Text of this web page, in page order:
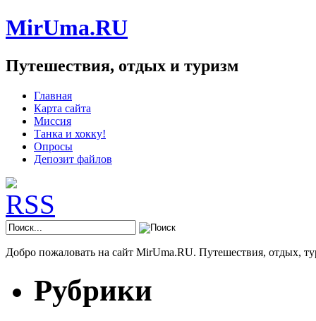
MirUma.RU
Путешествия, отдых и туризм
Главная
Карта сайта
Миссия
Танка и хокку!
Опросы
Депозит файлов
Добро пожаловать на сайт MirUma.RU. Путешествия, отдых,
Рубрики